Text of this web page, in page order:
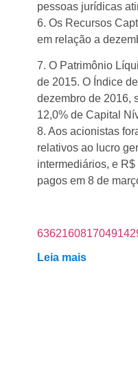
pessoas jurídicas
6. Os Recursos
em relação a
7. O Patrimônio
de 2015. O Índice
dezembro de 2016,
12,0% de Capital
8. Aos acionistas
relativos ao lucro
intermediários, e
pagos em 8 de
Leia mais